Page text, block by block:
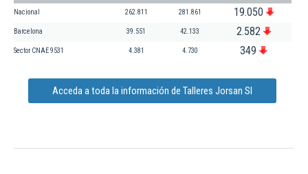
Nacional 262.811 281.861 19.050
Barcelona 39.551 42.133 2.582
Sector CNAE 9531 4.381 4.730 349
Acceda a toda la información de Talleres Jorsan Sl